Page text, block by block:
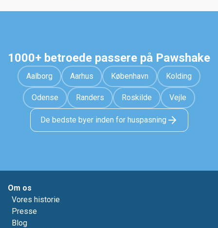
1000+ betroede passere på Pawshake
Aalborg Aarhus København Kolding
Odense Randers Roskilde Vejle
De bedste byer inden for huspasning
Om os
Vores historie
Presse
Blog